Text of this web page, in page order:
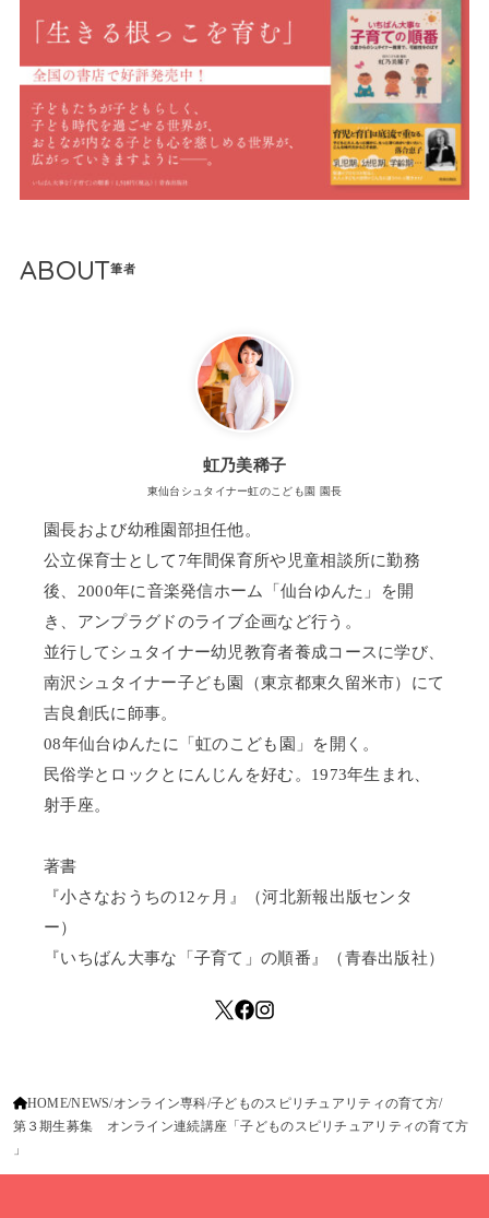
ABOUT
虹乃美稀子
東仙台シュタイナー虹のこども園 園長
園長および幼稚園部担任他。
公立保育士として7年間保育所や児童相談所に勤務
後、2000年に音楽発信ホーム「仙台ゆんた」を開
き、アンプラグドのライブ企画など行う。
並行してシュタイナー幼児教育者養成コースに学び、
南沢シュタイナー子ども園（東京都東久留米市）にて
吉良創氏に師事。
08年仙台ゆんたに「虹のこども園」を開く。
民俗学とロックとにんじんを好む。1973年生まれ、
射手座。
著書
『小さなおうちの12ヶ月』（河北新報出版センタ
ー）
『いちばん大事な「子育て」の順番』（青春出版社）
HOME NEWS オンライン専科 子どものスピリチュアリティの育て方
第３期生募集 オンライン連続講座「子どものスピリチュアリティの育て方
」